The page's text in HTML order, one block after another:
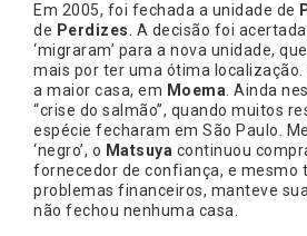
Em 2005, foi fechada a unidade de
de Perdizes. A decisão foi
‘migraram’ para a nova unidade,
mais por ter uma ótima localização.
a maior casa, em Moema. Ainda
“crise do salmão”, quando muitos
espécie fecharam em São Paulo.
‘negro’, o Matsuya continuou
fornecedor de confiança, e mesmo
problemas financeiros, manteve
não fechou nenhuma casa.